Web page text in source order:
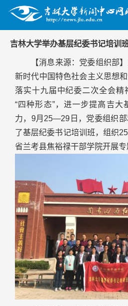
吉林大学举办基层纪委书记培训
【消息来源：党委组织部
新时代中国特色社会主义思想
落实十九届中纪委二次全会精
“四种形态”，进一步提高吉大
力，9月25—29日，党委组织
了基层纪委书记培训班，组织
省兰考县焦裕禄干部学院开展专